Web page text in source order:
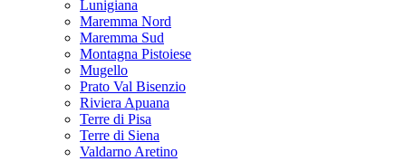
Lunigiana
Maremma Nord
Maremma Sud
Montagna Pistoiese
Mugello
Prato Val Bisenzio
Riviera Apuana
Terre di Pisa
Terre di Siena
Valdarno Aretino